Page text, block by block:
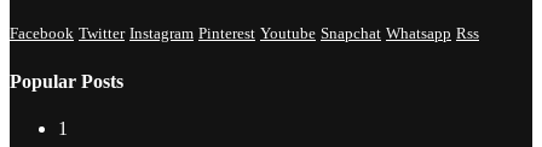
Facebook Twitter Instagram Pinterest Youtube Snapchat Whatsapp Rss
Popular Posts
1